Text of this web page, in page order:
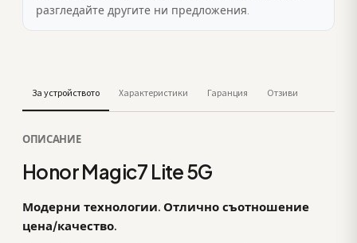
разгледайте другите ни предложения.
За устройството Характеристики Гаранция Отзиви
ОПИСАНИЕ
Honor Magic7 Lite 5G
Модерни технологии. Отлично съотношение
цена/качество.